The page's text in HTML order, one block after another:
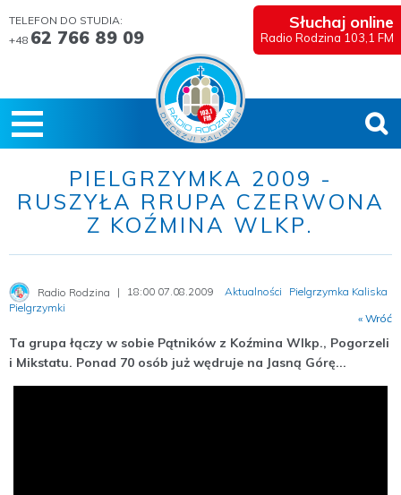
TELEFON DO STUDIA:
+48 62 766 89 09
Słuchaj online
Radio Rodzina 103,1 FM
PIELGRZYMKA 2009 -
RUSZYŁA RRUPA CZERWONA
Z KOŹMINA WLKP.
Radio Rodzina 18:00 07.08.2009 Aktualności
Pielgrzymka Kaliska
Pielgrzymki
« Wróć
Ta grupa łączy w sobie Pątników z Koźmina Wlkp., Pogorzeli
i Mikstatu. Ponad 70 osób już wędruje na Jasną Górę...